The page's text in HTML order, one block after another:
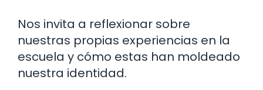
Nos invita a reflexionar sobre
nuestras propias experiencias en la
escuela y cómo estas han moldeado
nuestra identidad.